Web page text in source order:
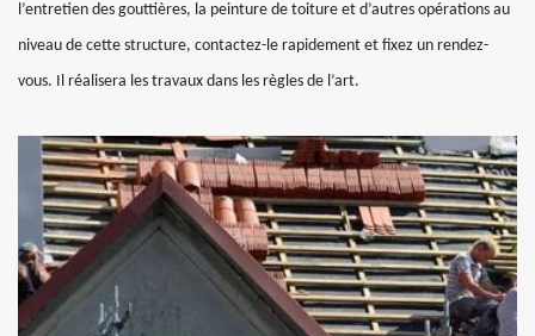
l’entretien des gouttières, la peinture de toiture et d’autres opérations au
niveau de cette structure, contactez-le rapidement et fixez un rendez-
vous. Il réalisera les travaux dans les règles de l’art.